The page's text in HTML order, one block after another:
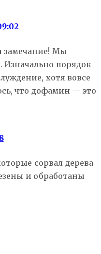
замечание! Мы
Изначально порядок
хотя вовсе
что дофамин — это
сорвал дерева
и обработаны